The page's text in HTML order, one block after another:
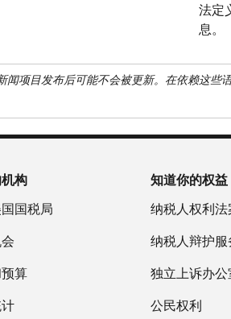
法定
息。
闻项目发布后可能不会被更新。在依赖这些
构
国税局
算
知道你的权益
纳税人权利法
纳税人辩护服
独立上诉办公
公民权利